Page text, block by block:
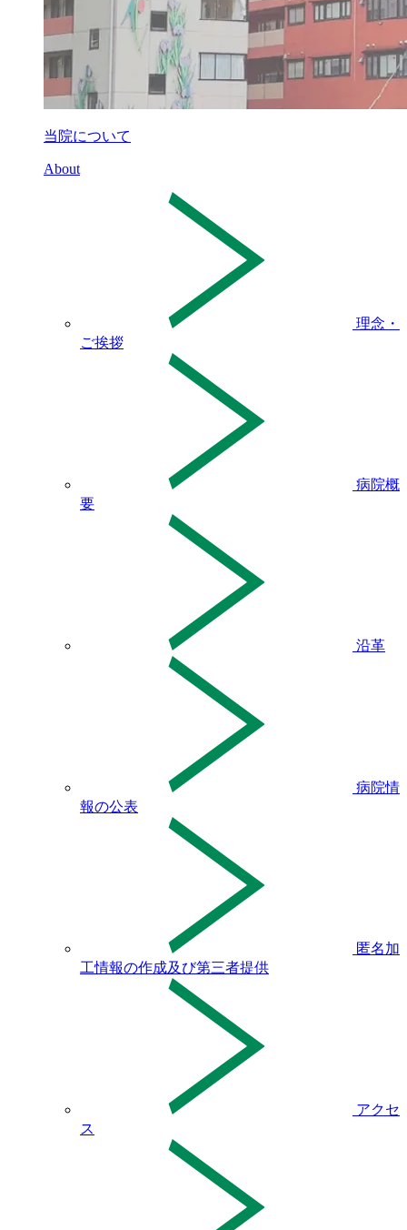
当院について
About
理念・
ご挨拶
病院概
要
沿革
病院情
報の公表
匿名加
工情報の作成及び第三者提供
アクセ
ス